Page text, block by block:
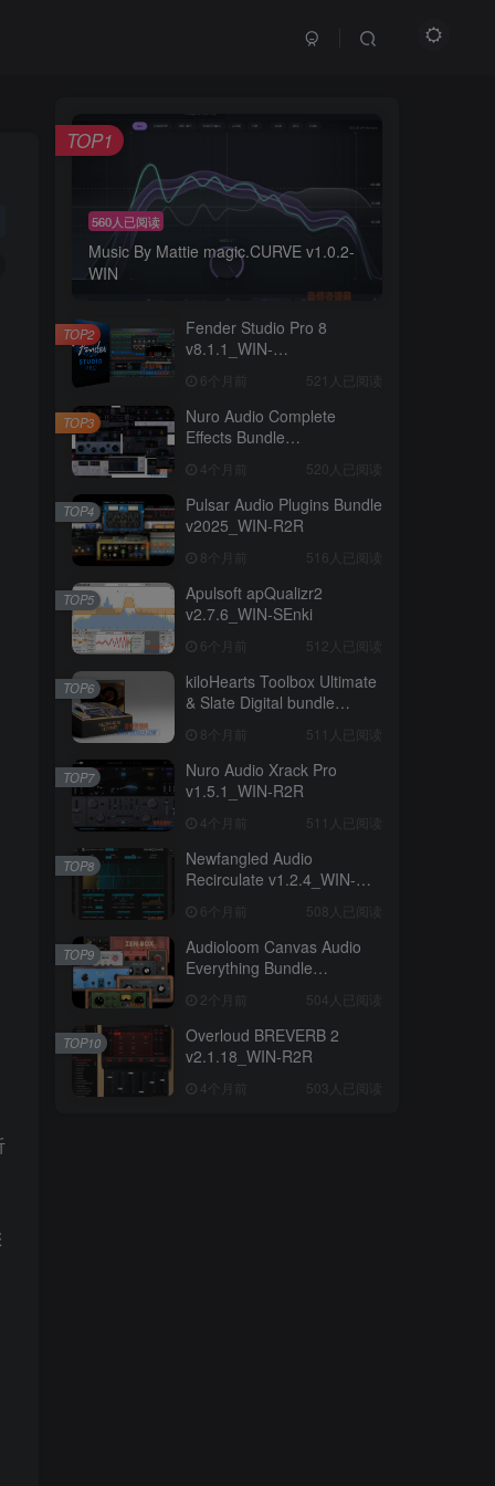
560人已阅读
Music By Mattie magic.CURVE v1.0.2-
WIN
TOP1
Fender Studio Pro 8
v8.1.1_WIN-
6个月前 521人已阅读
TOP2
Nuro Audio Complete
Effects Bundle
Zom（2026.05.06更新）
4个月前 520人已阅读
TOP3
Pulsar Audio Plugins Bundle
v2025_WIN-R2R
8个月前 516人已阅读
TOP4
Apulsoft apQualizr2
v2.7.6_WIN-SEnki
6个月前 512人已阅读
TOP5
kiloHearts Toolbox Ultimate
& Slate Digital bundle
CE.VR（2026.03.22更新）
8个月前 511人已阅读
TOP6
Nuro Audio Xrack Pro
v1.5.1_WIN-R2R
4个月前 511人已阅读
TOP7
Newfangled Audio
Recirculate v1.2.4_WIN-
6个月前 508人已阅读
TOP8
Audioloom Canvas Audio
Everything Bundle
2个月前 504人已阅读
TOP9
Overloud BREVERB 2
v2.1.18_WIN-R2R
4个月前 503人已阅读
TOP10